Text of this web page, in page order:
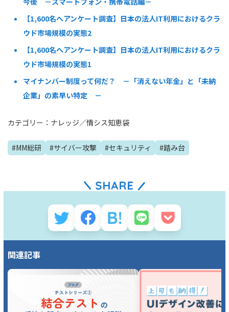
【1,600名へアンケート調査】日本の法人IT利用におけるクラ
ウド市場規模の実態2
【1,600名へアンケート調査】日本の法人IT利用におけるクラ
ウド市場規模の実態1
マイナンバー制度って何だ？ －「消えない年金」と「未納
企業」の素早い特定 －
カテゴリー： ナレッジ／情シス知恵袋
#MM総研 #サイバー攻撃 #セキュリティ #踏み台
関連記事